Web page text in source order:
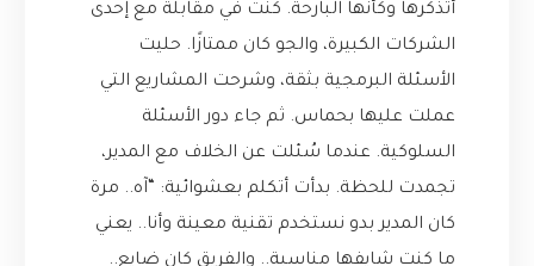
أتذكرها وكأنها البارحة. كنت في مقابلة مع إحدى
الشركات الكبيرة، والجو كان ممتازًا. حليت
الأسئلة البرمجية بثقة، وشرحت المشاريع التي
عملت عليها بحماس. ثم جاء دور الأسئلة
السلوكية. عندما سُئلت عن الخلاف مع المدير،
تجمدت للحظة. بدأت أتكلم بعشوائية: “آه.. مرة
كان المدير بدو نستخدم تقنية معينة وأنا.. يعني
ما كنت شايفها مناسبة.. والفريق كان ضايع..